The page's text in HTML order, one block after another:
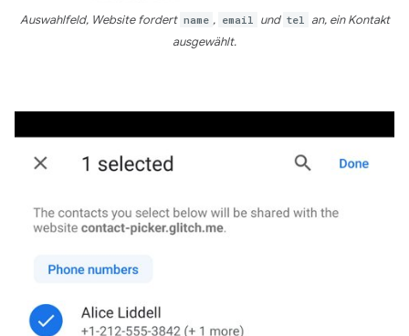
Auswahlfeld, Website fordert name , email und tel
an, ein Kontakt
ausgewählt.